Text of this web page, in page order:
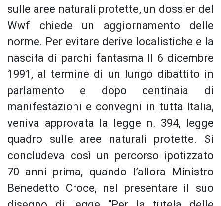
sulle aree naturali protette, un dossier del
Wwf chiede un aggiornamento delle
norme. Per evitare derive localistiche e la
nascita di parchi fantasma Il 6 dicembre
1991, al termine di un lungo dibattito in
parlamento e dopo centinaia di
manifestazioni e convegni in tutta Italia,
veniva approvata la legge n. 394, legge
quadro sulle aree naturali protette. Si
concludeva così un percorso ipotizzato
70 anni prima, quando l’allora Ministro
Benedetto Croce, nel presentare il suo